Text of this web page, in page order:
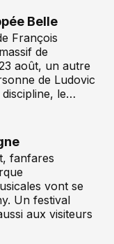
Belle
François
de
août, un autre
de Ludovic
discipline, le…
fanfares
vont se
Un festival
aux visiteurs